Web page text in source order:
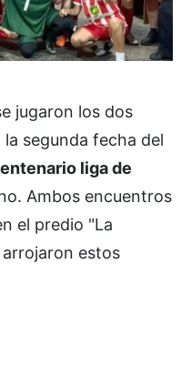
jugaron los dos
segunda fecha del
liga de
Ambos encuentros
el predio "La
estos